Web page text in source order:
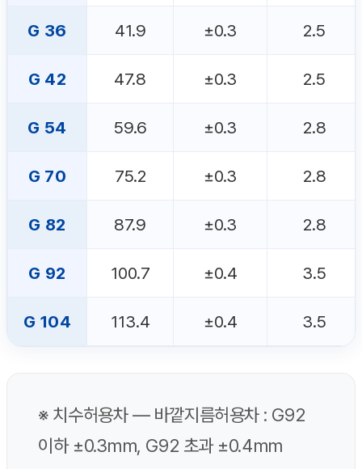
G 36 41.9 ±0.3 2.5
G 42 47.8 ±0.3 2.5
G 54 59.6 ±0.3 2.8
G 70 75.2 ±0.3 2.8
G 82 87.9 ±0.3 2.8
G 92 100.7 ±0.4 3.5
G 104 113.4 ±0.4 3.5
※ 치수허용차 — 바깥지름허용차 : G92
이하 ±0.3mm, G92 초과 ±0.4mm